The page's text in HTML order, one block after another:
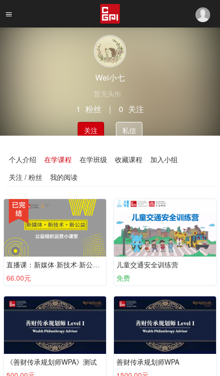
Wei小七
暂无头衔
1 粉丝 ｜ 0 关注
关注 私信
个人介绍 在学课程 在学班级 收藏课程
加入小组
关注 / 粉丝
我的阅读
直播课：新媒体·新技术·新公益——公益组织运营小课堂
66.00元
儿童交通安全训练营
免费
《善财传承规划师WPA》测试
善财传承规划师WPA